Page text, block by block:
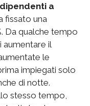
a
fissato una
Da qualche tempo
il
le
impiegati solo
di notte.
stesso tempo,